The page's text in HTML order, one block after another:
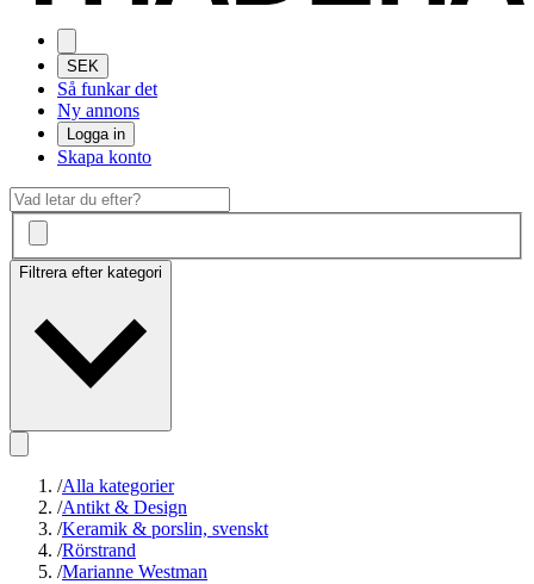
SEK
Så funkar det
Ny annons
Logga in
Skapa konto
Filtrera efter kategori
/Alla kategorier
/Antikt & Design
/Keramik & porslin, svenskt
/Rörstrand
/Marianne Westman